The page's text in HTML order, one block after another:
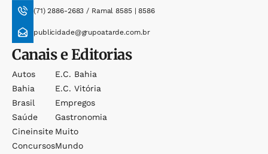
(71) 2886-2683 / Ramal 8585 | 8586
publicidade@grupoatarde.com.br
Canais e Editorias
Autos
Bahia
Brasil
Saúde
Cineinsite
Concursos
E.c. Bahia
E.c. Vitória
Empregos
Gastronomia
Muito
Mundo